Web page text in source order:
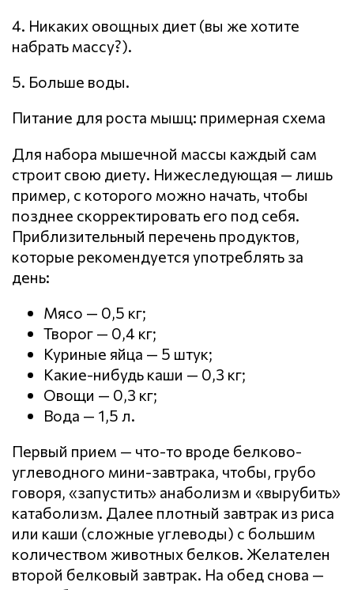
4. Никаких овощных диет (вы же хотите
набрать массу?).
5. Больше воды.
Питание для роста мышц: примерная схема
Для набора мышечной массы каждый сам
строит свою диету. Нижеследующая — лишь
пример, с которого можно начать, чтобы
позднее скорректировать его под себя.
Приблизительный перечень продуктов,
которые рекомендуется употреблять за
день:
Мясо — 0,5 кг;
Творог — 0,4 кг;
Куриные яйца — 5 штук;
Какие-нибудь каши — 0,3 кг;
Овощи — 0,3 кг;
Вода — 1,5 л.
Первый прием — что-то вроде белково-
углеводного мини-завтрака, чтобы, грубо
говоря, «запустить» анаболизм и «вырубить»
катаболизм. Далее плотный завтрак из риса
или каши (сложные углеводы) с большим
количеством животных белков. Желателен
второй белковый завтрак. На обед снова —